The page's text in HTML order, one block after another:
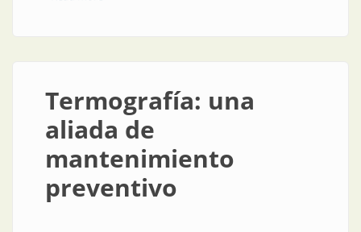
Termografía: una
aliada de
mantenimiento
preventivo